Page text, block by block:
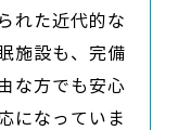
れた近代的な
施設も、完備
な方でも安心
になっていま